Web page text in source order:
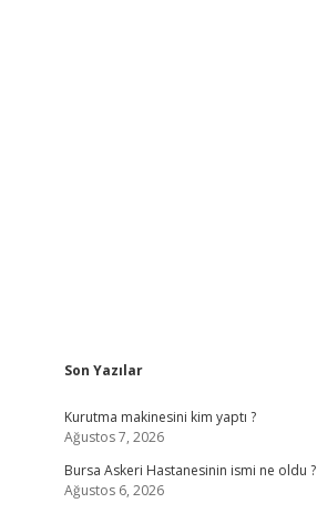
Sidebar
Son Yazılar
Kurutma makinesini kim yaptı ?
Ağustos 7, 2026
Bursa Askeri Hastanesinin ismi ne oldu ?
Ağustos 6, 2026